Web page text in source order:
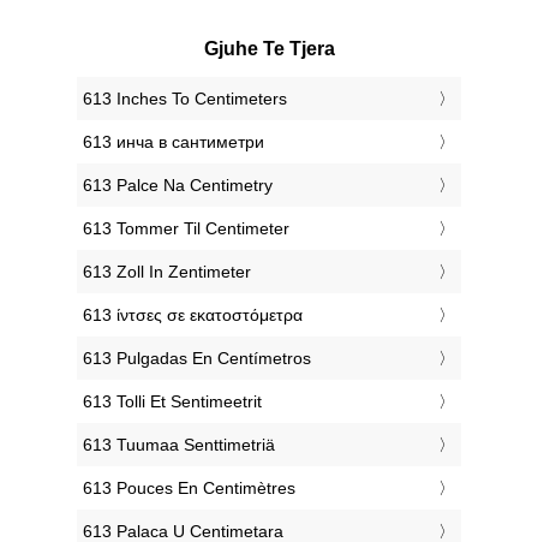
Gjuhe Te Tjera
‎613 Inches To Centimeters
‎613 инча в сантиметри
‎613 Palce Na Centimetry
‎613 Tommer Til Centimeter
‎613 Zoll In Zentimeter
‎613 ίντσες σε εκατοστόμετρα
‎613 Pulgadas En Centímetros
‎613 Tolli Et Sentimeetrit
‎613 Tuumaa Senttimetriä
‎613 Pouces En Centimètres
‎613 Palaca U Centimetara